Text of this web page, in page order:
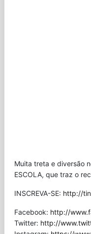
Muita treta e diversão
ESCOLA, que traz o
INSCREVA-SE: http://
Facebook: http://
Twitter: http://